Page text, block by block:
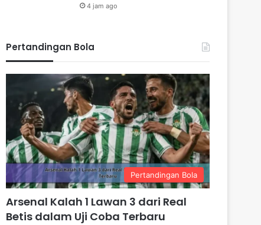
4 jam ago
Pertandingan Bola
Pertandingan Bola
Arsenal Kalah 1 Lawan 3 dari Real
Betis dalam Uji Coba Terbaru